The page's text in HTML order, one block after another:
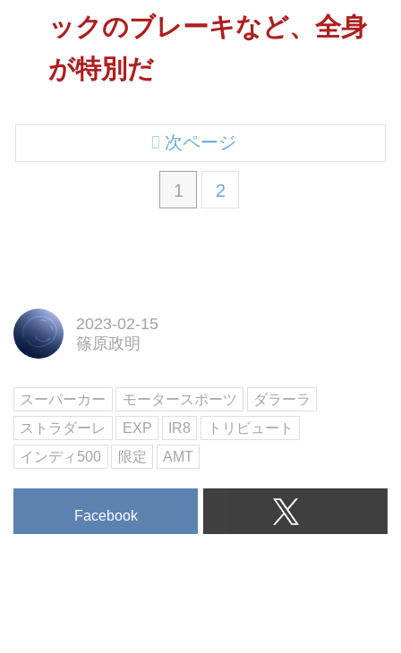
ックのブレーキなど、全身
が特別だ
1 2
次ページ
2023-02-15
篠原政明
スーパーカー モータースポーツ
ダラーラ
ストラダーレ
EXP IR8
トリビュート
インディ500
限定 AMT
Facebook